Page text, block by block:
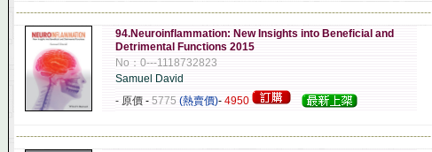
---------------------------------------------------------------------------------------------------------------------
94.Neuroinflammation: New Insights into Beneficial and
Detrimental Functions 2015
No：0---1118732823
Samuel David
- 原價 - 5775 (熱賣價)- 4950
---------------------------------------------------------------------------------------------------------------------